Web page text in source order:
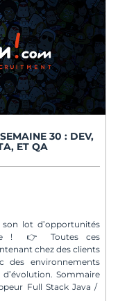
30 : DEV,
ET QA
lot d’opportunités
! 👉 Toutes ces
chez des clients
des environnements
Sommaire
Full Stack Java /